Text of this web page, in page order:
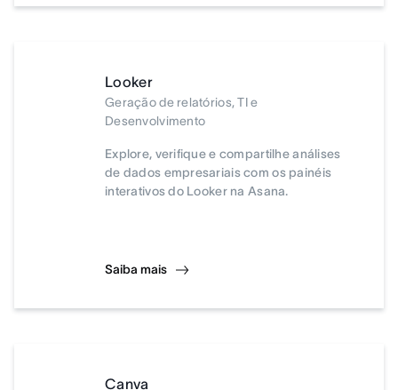
Looker
Geração de relatórios, TI e
Desenvolvimento
Explore, verifique e compartilhe análises
de dados empresariais com os painéis
interativos do Looker na Asana.
Saiba mais
Canva